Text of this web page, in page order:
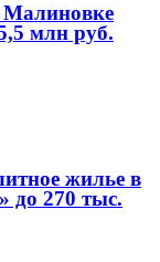
млн руб.
жилье в
до 270 тыс.